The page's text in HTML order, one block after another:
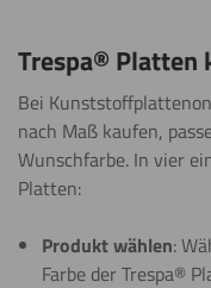
Sägen
Weitere
Weitere
Trespa® Platten
Bei
nach Maß kaufen,
Wunschfarbe. In vier
Platten:
Produkt wählen:
Farbe der Trespa®